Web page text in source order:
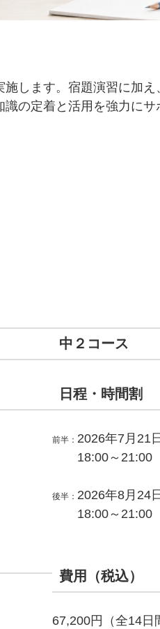
します。宿題演習に加
の定着と活用を強力にサ
中２コース
日程・時間割
前半： 2026年7月21
18:00～
後半： 2026年8月24
18:00～
費用（税込）
67,200円（全14日